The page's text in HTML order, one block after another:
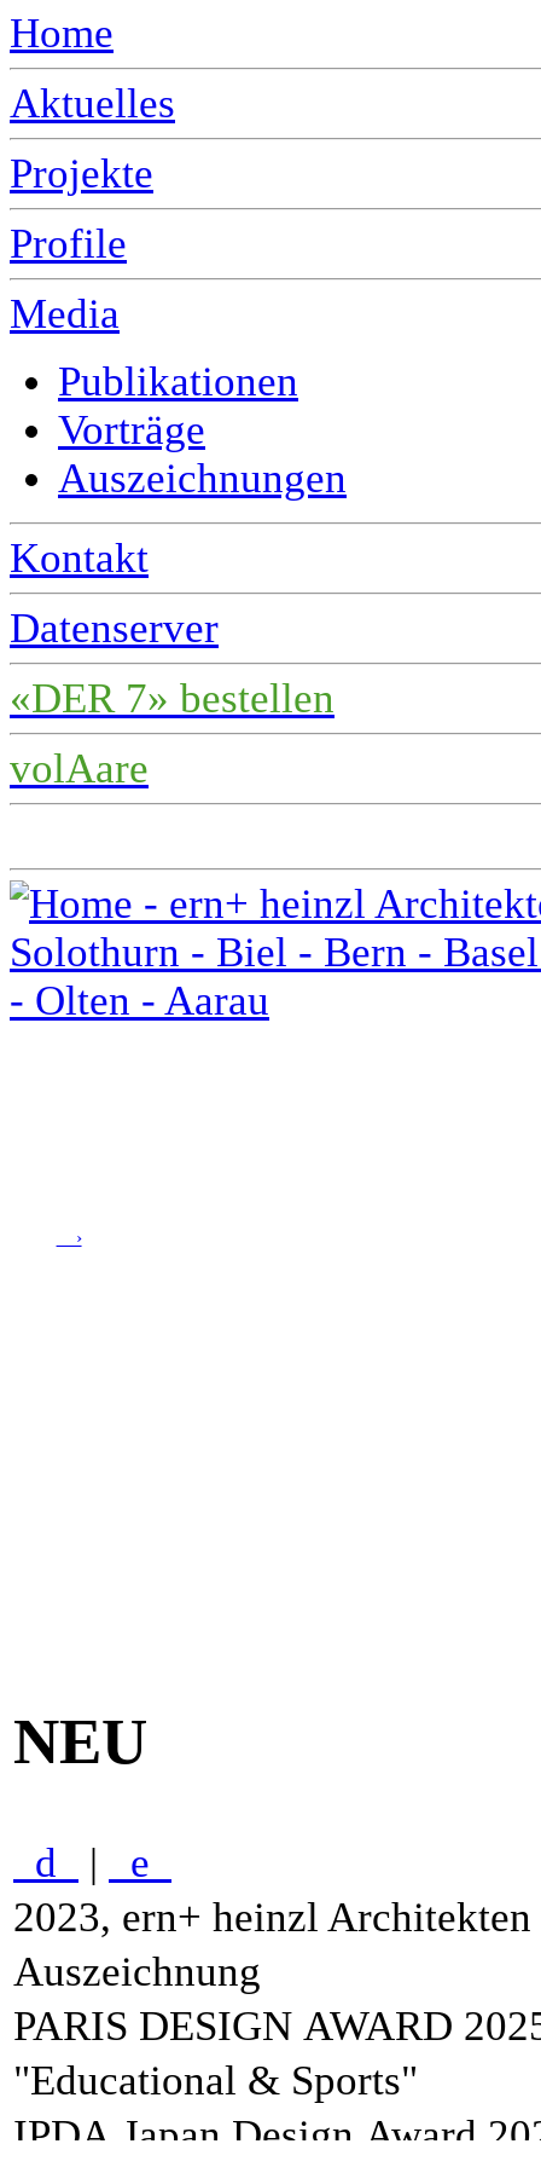
Home
Aktuelles
Projekte
Profile
Media
Publikationen
Vorträge
Auszeichnungen
Kontakt
Datenserver
«DER 7» bestellen
volAare
›
NEU
d |
e
2023, ern+ heinzl
Auszeichnung
PARIS DESIGN AWARD
"Educational & Sports"
IPDA Japan Design Award